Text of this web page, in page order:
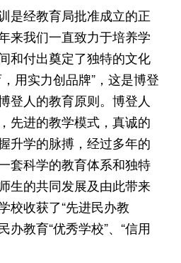
是经教育局批准成立的正
来我们一直致力于培养学
和付出奠定了独特的文化
用实力创品牌”，这是博登
登人的教育原则。博登人
先进的教学模式，真诚的
升学的脉搏，经过多年的
套科学的教育体系和独特
生的共同发展及由此带来
校收获了“先进民办教
办教育“优秀学校”、“信用